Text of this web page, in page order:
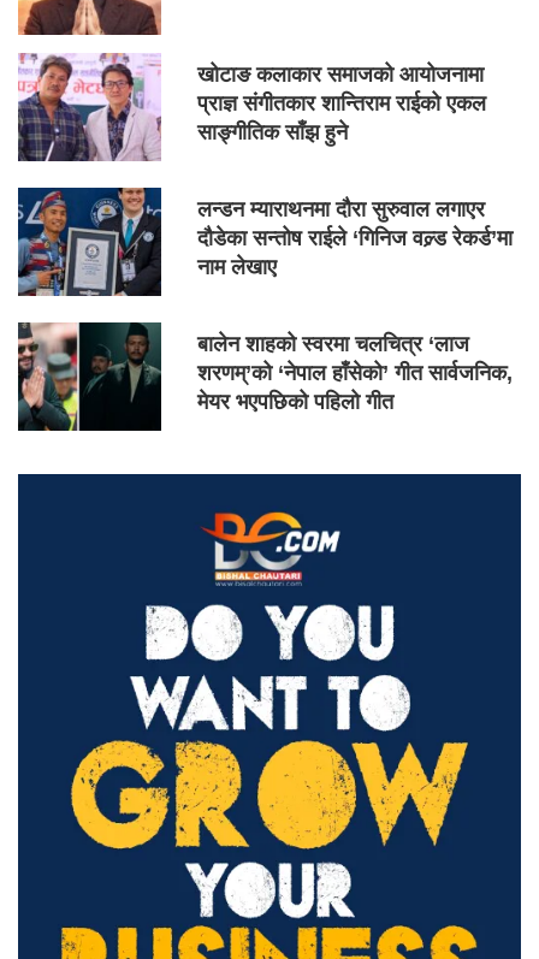
खोटाङ कलाकार समाजको आयोजनामा
प्राज्ञ संगीतकार शान्तिराम राईको एकल
साङ्गीतिक साँझ हुने
लन्डन म्याराथनमा दौरा सुरुवाल लगाएर
दौडेका सन्तोष राईले ‘गिनिज वल्र्ड रेकर्ड’मा
नाम लेखाए
बालेन शाहको स्वरमा चलचित्र ‘लाज
शरणम्’को ‘नेपाल हाँसेको’ गीत सार्वजनिक,
मेयर भएपछिको पहिलो गीत